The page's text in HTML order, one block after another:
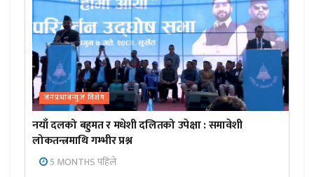
जनप्रभाबन्युज विशेष
नयाँ दलको बहुमत र मधेशी दलितको उपेक्षा : समावेशी
लोकतन्त्रमाथि गम्भीर प्रश्न
5 MONTHS पहिले